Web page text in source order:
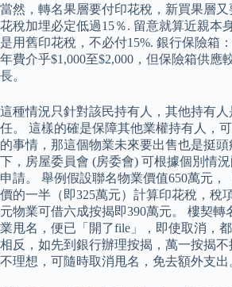
當然，轉名果層要付印花稅，新買果層
花稅加埋必定低過15％. 留意就算近親本
是用舊印花稅，不必付15%. 銀行保險箱
年費介乎$1,000至$2,000，但保險箱供應
長。
這種情況只針對該民持有人，其他持有
任。 這樣的確是保障其他業權持有人，
的事情，那這個物業未來要出售也是挺
下，房屋委員會 (房委會) 可根據個別情
申請。 舉例假設聯名物業價值650萬元，
價的一半（即325萬元）計算印花稅，稅
元物業可借六成按揭即390萬元。 樓契轉
業甩名，便已「開了file」，即使取消，
相反，如先到銀行辦理按揭，萬一按揭
不理想，可隨時取消甩名，免去額外支出